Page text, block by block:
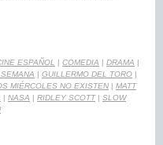
ESPAÑOL | COMEDIA | DRAMA |
| GUILLERMO DEL TORO |
MIÉRCOLES NO EXISTEN | MATT
| NASA | RIDLEY SCOTT| SLOW